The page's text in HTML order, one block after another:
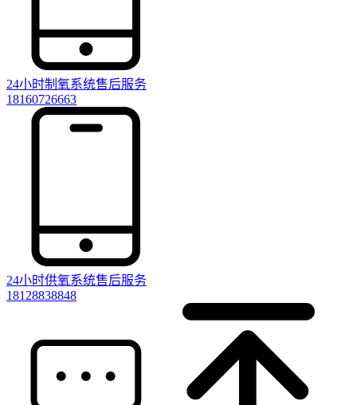
24小时制氧系统售后服务
18160726663
24小时供氧系统售后服务
18128838848